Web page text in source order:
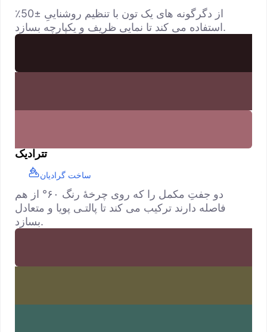
از دگرگونه های یک تون با تنظیم روشناییِ ±50٪
استفاده می کند تا نمایی ظریف و یکپارچه بسازد.
تترادیک
ساخت گرادیان
دو جفتِ مکمل را که روی چرخهٔ رنگ ۶۰° از هم
فاصله دارند ترکیب می کند تا پالتـی پویا و متعادل
بسازد.